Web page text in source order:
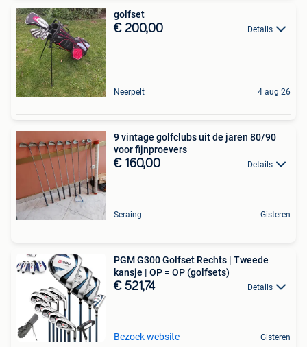
golfset
€ 200,00 Details
Neerpelt 4 aug 26
9 vintage golfclubs uit de jaren 80/90
voor fijnproevers
€ 160,00 Details
Seraing Gisteren
PGM G300 Golfset Rechts | Tweede
kansje | OP = OP (golfsets)
€ 521,74 Details
Bezoek website Gisteren